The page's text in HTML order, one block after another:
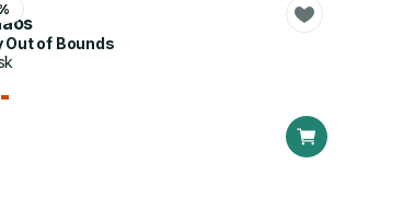
Out of Bounds